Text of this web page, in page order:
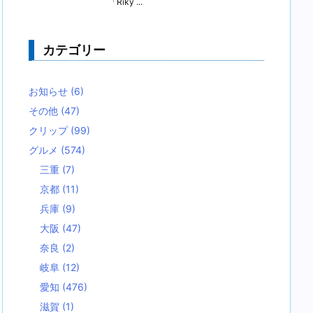
カテゴリー
お知らせ (6)
その他 (47)
クリップ (99)
グルメ (574)
三重 (7)
京都 (11)
兵庫 (9)
大阪 (47)
奈良 (2)
岐阜 (12)
愛知 (476)
滋賀 (1)